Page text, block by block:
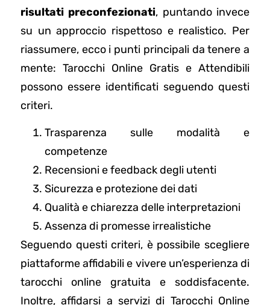
risultati preconfezionati, puntando invece
su un approccio rispettoso e realistico. Per
riassumere, ecco i punti principali da tenere a
mente: Tarocchi Online Gratis e Attendibili
possono essere identificati seguendo questi
criteri.
Trasparenza sulle modalità e
competenze
Recensioni e feedback degli utenti
Sicurezza e protezione dei dati
Qualità e chiarezza delle interpretazioni
Assenza di promesse irrealistiche
Seguendo questi criteri, è possibile scegliere
piattaforme affidabili e vivere un’esperienza di
tarocchi online gratuita e soddisfacente.
Inoltre, affidarsi a servizi di Tarocchi Online